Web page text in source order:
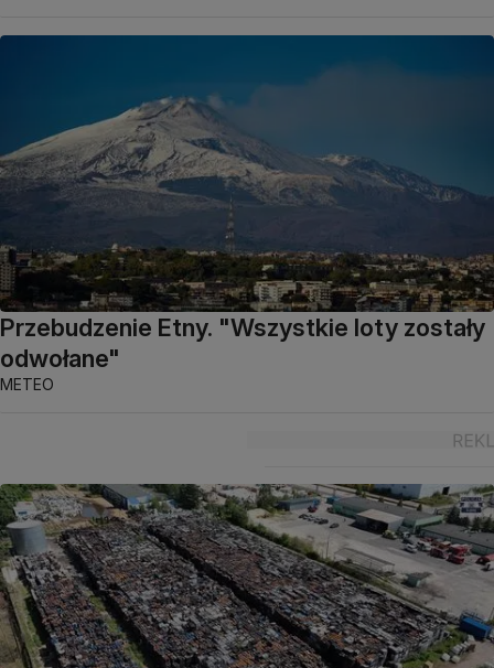
Przebudzenie Etny. "Wszystkie loty zostały
odwołane"
METEO